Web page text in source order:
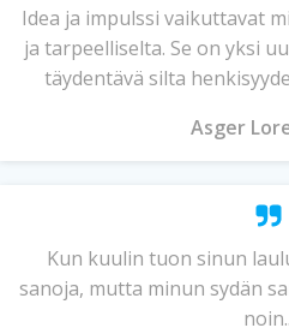
Idea ja impulssi vaikuttavat
ja tarpeelliselta. Se on yksi
täydentävä silta
Asger
Kun kuulin tuon sinun
sanoja, mutta minun sydän